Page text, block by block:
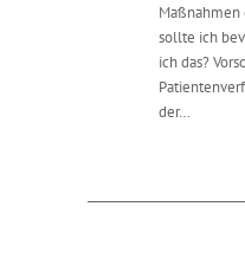
Maßnahmen
sollte ich
ich das?
der…